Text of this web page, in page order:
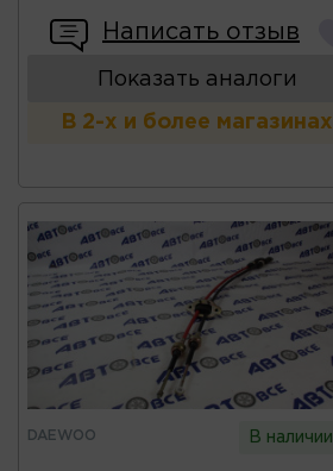
Написать отзыв
Показать аналоги
В 2-х и более магазинах
DAEWOO В наличии